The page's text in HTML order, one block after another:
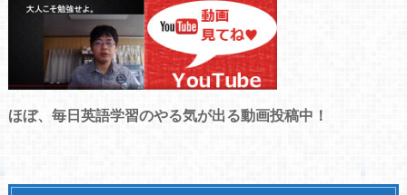
ほぼ、毎日英語学習のやる気が出る動画投稿中！